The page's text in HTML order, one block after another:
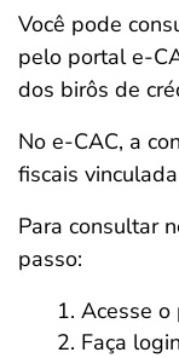
Você pode
pelo portal e-
dos birôs de
No e-CAC, a
fiscais
Para consultar
passo:
Acesse o
Faça